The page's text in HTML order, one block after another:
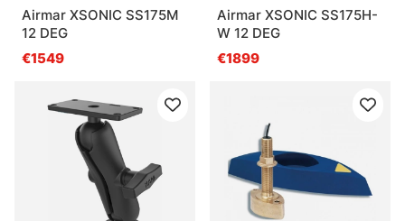
Airmar XSONIC SS175M
12 DEG
€1549
Airmar XSONIC SS175H-
W 12 DEG
€1899